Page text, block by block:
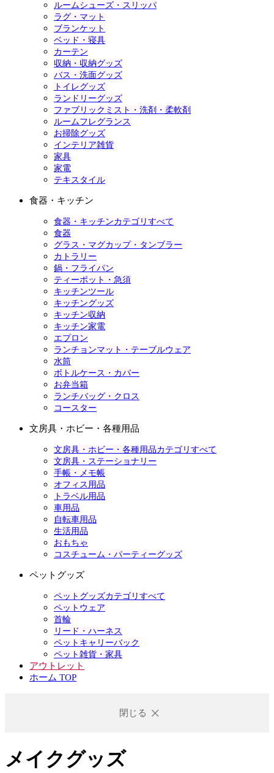
ルームシューズ・スリッパ
ラグ・マット
ブランケット
ベッド・寝具
カーテン
収納・収納グッズ
バス・洗面グッズ
トイレグッズ
ランドリーグッズ
ファブリックミスト・洗剤・柔軟剤
ルームフレグランス
お掃除グッズ
インテリア雑貨
家具
家電
テキスタイル
食器・キッチン
食器・キッチンカテゴリすべて
食器
グラス・マグカップ・タンブラー
カトラリー
鍋・フライパン
ティーポット・急須
キッチンツール
キッチングッズ
キッチン収納
キッチン家電
エプロン
ランチョンマット・テーブルウェア
水筒
ボトルケース・カバー
お弁当箱
ランチバッグ・クロス
コースター
文房具・ホビー・各種用品
文房具・ホビー・各種用品カテゴリすべて
文房具・ステーショナリー
手帳・メモ帳
オフィス用品
トラベル用品
車用品
自転車用品
生活用品
おもちゃ
コスチューム・パーティーグッズ
ペットグッズ
ペットグッズカテゴリすべて
ペットウェア
首輪
リード・ハーネス
ペットキャリーバック
ペット雑貨・家具
アウトレット
ホーム TOP
閉じる
メイクグッズ